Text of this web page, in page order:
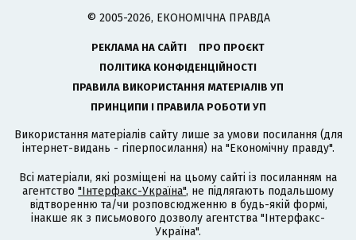
© 2005-2026, ЕКОНОМІЧНА ПРАВДА
РЕКЛАМА НА САЙТІ
ПРО ПРОЄКТ
ПОЛІТИКА КОНФІДЕНЦІЙНОСТІ
ПРАВИЛА ВИКОРИСТАННЯ МАТЕРІАЛІВ УП
ПРИНЦИПИ І ПРАВИЛА РОБОТИ УП
Використання матеріалів сайту лише за умови посилання (для
інтернет-видань - гіперпосилання) на "Економічну правду".
Всі матеріали, які розміщені на цьому сайті із посиланням на
агентство "Інтерфакс-Україна", не підлягають подальшому
відтворенню та/чи розповсюдженню в будь-якій формі,
інакше як з письмового дозволу агентства "Інтерфакс-
Україна".